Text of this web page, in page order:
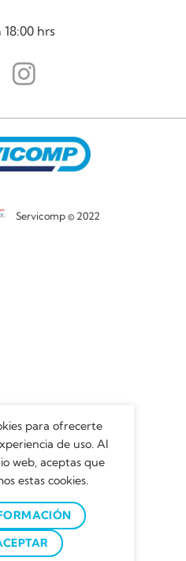
hrs
Servicomp © 2022
para ofrecerte
de uso. Al
web, aceptas que
estas cookies.